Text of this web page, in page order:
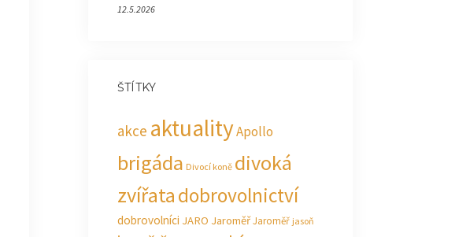
12.5.2026
ŠTÍTKY
akce aktualityApollo
brigáda Divocí koně divoká
zvířatadobrovolnictví
dobrovolníci JARO JaroměřJaroměř jasoň